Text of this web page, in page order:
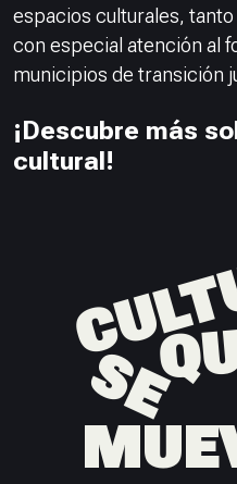
espacios culturales,
con especial atención al
municipios de transición
¡Descubre más
cultural!
SE